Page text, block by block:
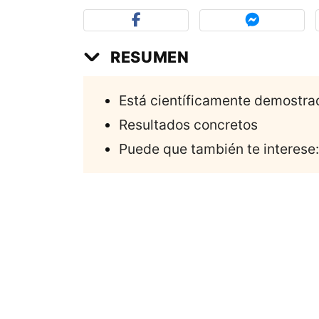
RESUMEN
Está científicamente
Resultados concretos
Puede que también te interese: